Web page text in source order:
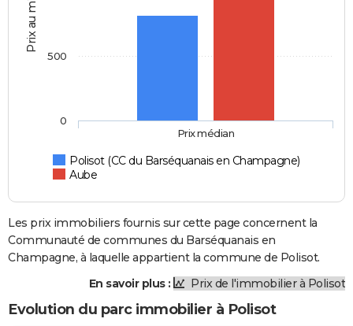
Prix au m2
Polisot (CC du Barséquanais en Champagne)
Aube
Prix médian
0
500
Les prix immobiliers fournis sur cette page concernent la
Communauté de communes du Barséquanais en
Champagne, à laquelle appartient la commune de Polisot.
En savoir plus :
Prix de l'immobilier à Polisot
Evolution du parc immobilier à Polisot